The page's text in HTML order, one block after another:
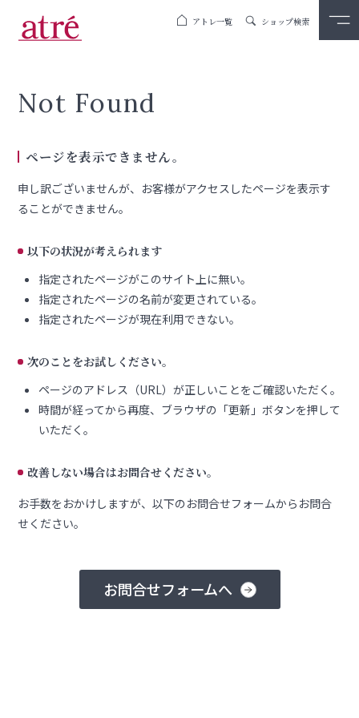
アトレ一覧 ショップ検索
Not Found
ページを表示できません。
申し訳ございませんが、お客様がアクセスしたページを表示す
ることができません。
以下の状況が考えられます
指定されたページがこのサイト上に無い。
指定されたページの名前が変更されている。
指定されたページが現在利用できない。
次のことをお試しください。
ページのアドレス（URL）が正しいことをご確認いただく。
時間が経ってから再度、ブラウザの「更新」ボタンを押して
いただく。
改善しない場合はお問合せください。
お手数をおかけしますが、以下のお問合せフォームからお問合
せください。
お問合せフォームへ